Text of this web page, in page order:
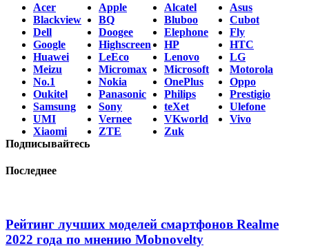
Acer Apple Alcatel
Asus
Blackview
BQ Bluboo
Cubot
Dell
Doogee Elephone
Fly
Google
Highscreen HP
HTC
Huawei
LeEco Lenovo
LG
Meizu
Micromax Microsoft
Motorola
No.1
Nokia OnePlus
Oppo
Oukitel
Panasonic Philips
Prestigio
Samsung
Sony teXet
Ulefone
UMI
Vernee VKworld
Vivo
Xiaomi
ZTE
Zuk
Подписывайтесь
Последнее
Рейтинг лучших моделей смартфонов Realme
2022 года по мнению Mobnovelty